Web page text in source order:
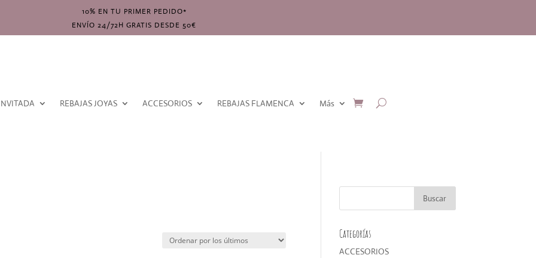
10% EN TU PRIMER PEDIDO*
ENVÍO 24/72H GRATIS DESDE 50€
REBAJAS JOYAS ACCESORIOS REBAJAS FLAMENCA Más
Categorías
ACCESORIOS